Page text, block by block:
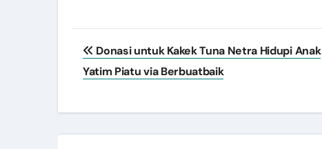
Navigasi
pos
Donasi untuk Kakek Tuna Netra Hidupi Anak
Yatim Piatu via Berbuatbaik